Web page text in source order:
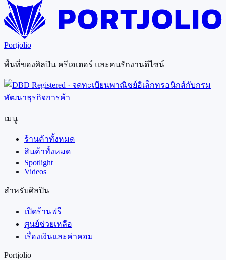
Portjolio
พื้นที่ของศิลปิน ครีเอเตอร์ และคนรักงานดีไซน์
เมนู
ร้านค้าทั้งหมด
สินค้าทั้งหมด
Spotlight
Videos
สำหรับศิลปิน
เปิดร้านฟรี
ศูนย์ช่วยเหลือ
เรื่องเงินและค่าคอม
Portjolio